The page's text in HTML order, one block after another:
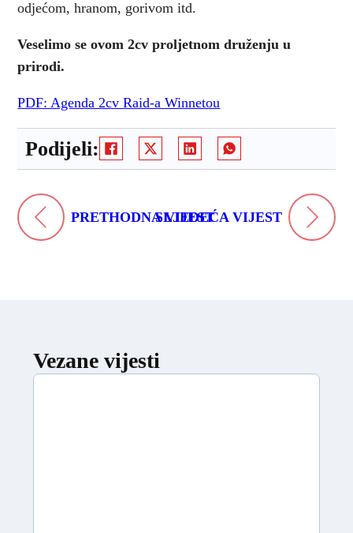
odjećom, hranom, gorivom itd.
Veselimo se ovom 2cv proljetnom druženju u
prirodi.
PDF: Agenda 2cv Raid-a Winnetou
Podijeli:
PRETHODNA VIJESTSLJEDEĆA VIJEST
Vezane vijesti